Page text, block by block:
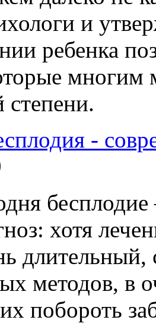
и
ребенка
-
хотя
длительный,
методов, в
побороть